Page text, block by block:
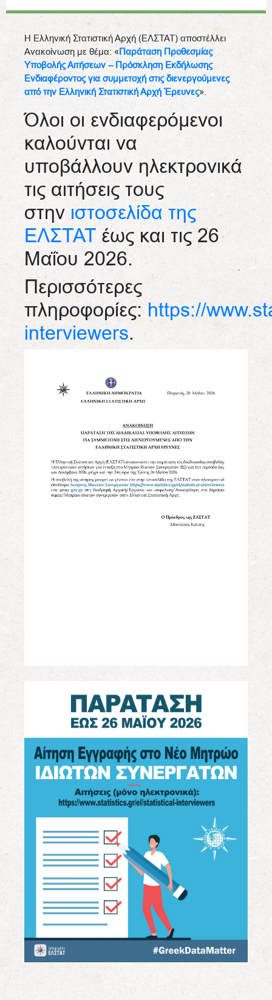
H Ελληνική Στατιστική Αρχή (ΕΛΣΤΑΤ) αποστέλλει
Ανακοίνωση με θέμα: «Παράταση Προθεσμίας
Υποβολής Αιτήσεων – Πρόσκληση Εκδήλωσης
Ενδιαφέροντος για συμμετοχή στις διενεργούμενες
από την Ελληνική Στατιστική Αρχή Έρευνες».
Όλοι οι ενδιαφερόμενοι
καλούνται να
υποβάλλουν ηλεκτρονικά
τις αιτήσεις τους
στην ιστοσελίδα της
ΕΛΣΤΑΤ έως και τις 26
Μαΐου 2026.
Περισσότερες
πληροφορίες: https://
interviewers.